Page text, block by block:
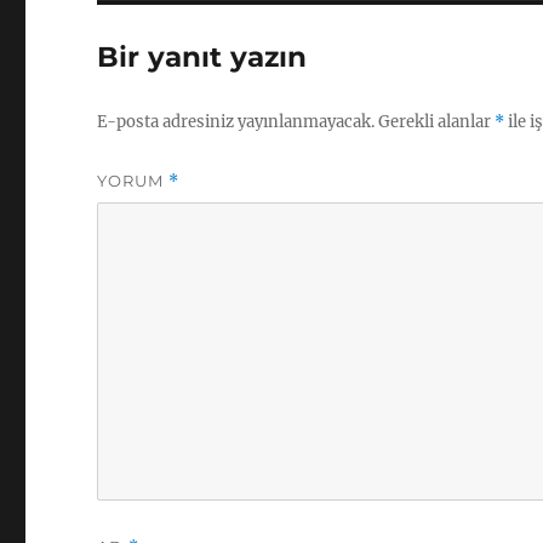
Bir yanıt yazın
E-posta adresiniz yayınlanmayacak.Gerekli alanlar *ile
YORUM *